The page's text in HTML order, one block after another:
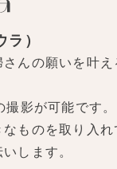
）
さんの願いを叶
撮影が可能です
ものを取り入
します。